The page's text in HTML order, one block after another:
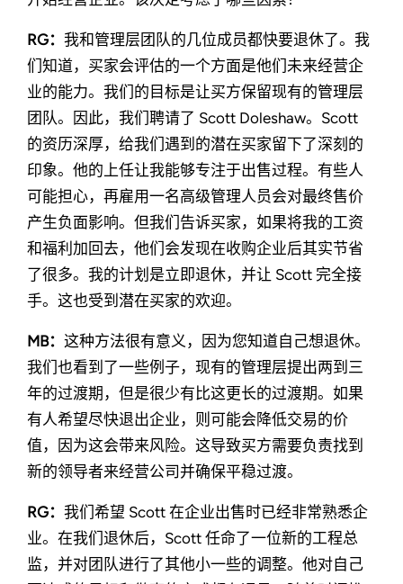
RG： 我和管理层团队的几位成员都快要退休了。我
们知道，买家会评估的一个方面是他们未来经营企
业的能力。我们的目标是让买方保留现有的管理层
团队。因此，我们聘请了 Scott Doleshaw。Scott
的资历深厚，给我们遇到的潜在买家留下了深刻的
印象。他的上任让我能够专注于出售过程。有些人
可能担心，再雇用一名高级管理人员会对最终售价
产生负面影响。但我们告诉买家，如果将我的工资
和福利加回去，他们会发现在收购企业后其实节省
了很多。我的计划是立即退休，并让 Scott 完全接
手。这也受到潜在买家的欢迎。
MB： 这种方法很有意义，因为您知道自己想退休。
我们也看到了一些例子，现有的管理层提出两到三
年的过渡期，但是很少有比这更长的过渡期。如果
有人希望尽快退出企业，则可能会降低交易的价
值，因为这会带来风险。这导致买方需要负责找到
新的领导者来经营公司并确保平稳过渡。
RG： 我们希望 Scott 在企业出售时已经非常熟悉企
业。在我们退休后，Scott 任命了一位新的工程总
监，并对团队进行了其他小一些的调整。他对自己